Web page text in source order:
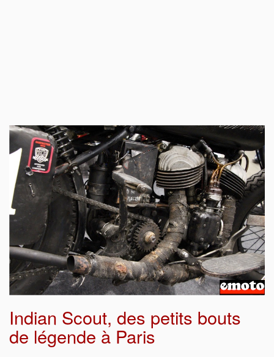
Indian Scout, des petits bouts
de légende à Paris